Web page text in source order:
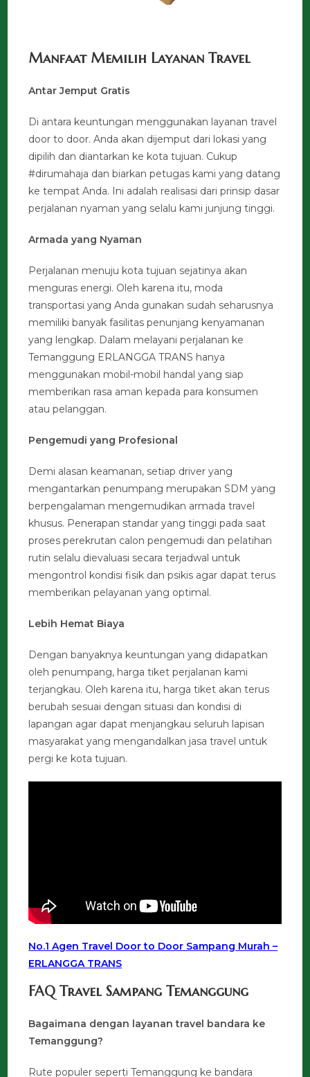
Manfaat Memilih Layanan Travel
Antar Jemput Gratis
Di antara keuntungan menggunakan layanan travel
door to door. Anda akan dijemput dari lokasi yang
dipilih dan diantarkan ke kota tujuan. Cukup
#dirumahaja dan biarkan petugas kami yang datang
ke tempat Anda. Ini adalah realisasi dari prinsip dasar
perjalanan nyaman yang selalu kami junjung tinggi.
Armada yang Nyaman
Perjalanan menuju kota tujuan sejatinya akan
menguras energi. Oleh karena itu, moda
transportasi yang Anda gunakan sudah seharusnya
memiliki banyak fasilitas penunjang kenyamanan
yang lengkap. Dalam melayani perjalanan ke
Temanggung ERLANGGA TRANS hanya
menggunakan mobil-mobil handal yang siap
memberikan rasa aman kepada para konsumen
atau pelanggan.
Pengemudi yang Profesional
Demi alasan keamanan, setiap driver yang
mengantarkan penumpang merupakan SDM yang
berpengalaman mengemudikan armada travel
khusus. Penerapan standar yang tinggi pada saat
proses perekrutan calon pengemudi dan pelatihan
rutin selalu dievaluasi secara terjadwal untuk
mengontrol kondisi fisik dan psikis agar dapat terus
memberikan pelayanan yang optimal.
Lebih Hemat Biaya
Dengan banyaknya keuntungan yang didapatkan
oleh penumpang, harga tiket perjalanan kami
terjangkau. Oleh karena itu, harga tiket akan terus
berubah sesuai dengan situasi dan kondisi di
lapangan agar dapat menjangkau seluruh lapisan
masyarakat yang mengandalkan jasa travel untuk
pergi ke kota tujuan.
No.1 Agen Travel Door to Door Sampang Murah –
ERLANGGA TRANS
FAQ Travel Sampang Temanggung
Bagaimana dengan layanan travel bandara ke
Temanggung?
Rute populer seperti Temanggung ke bandara